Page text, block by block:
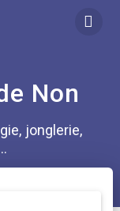
Non
jonglerie,